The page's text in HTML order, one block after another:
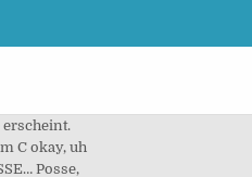
erscheint.
C okay, uh
Posse,